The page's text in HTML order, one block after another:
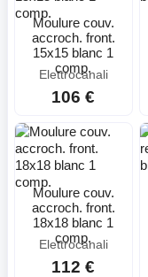
Moulure couv.
accroch. front.
15x15 blanc 1
comp.
Elettrocanali
106 €
Moulure couv.
accroch. front.
18x18 blanc 1
comp.
Elettrocanali
112 €